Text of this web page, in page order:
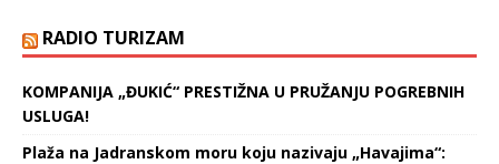
Beverli hils u Nišu, hicima
iz…
RADIO TURIZAM
KOMPANIJA „ĐUKIĆ“ PRESTIŽNA U PRUŽANJU POGREBNIH
USLUGA!
Plaža na Jadranskom moru koju nazivaju „Havajima“: